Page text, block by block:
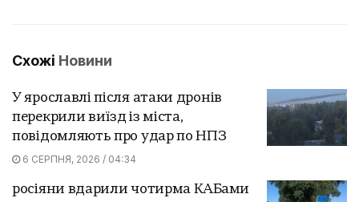
Схожі Новини
У ярославлі після атаки дронів
перекрили виїзд із міста,
повідомляють про удар по НПЗ
6 СЕРПНЯ, 2026 / 04:34
росіяни вдарили чотирма КАБами